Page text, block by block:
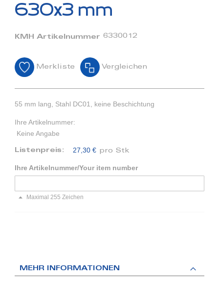
springen
630x3 mm
KMH Artikelnummer 6330012
Merkliste Vergleichen
55 mm lang, Stahl DC01, keine Beschichtung
Ihre Artikelnummer:
Keine Angabe
Listenpreis: 27,30 € pro Stk
Ihre Artikelnummer/Your item number
Maximal 255 Zeichen
MEHR INFORMATIONEN